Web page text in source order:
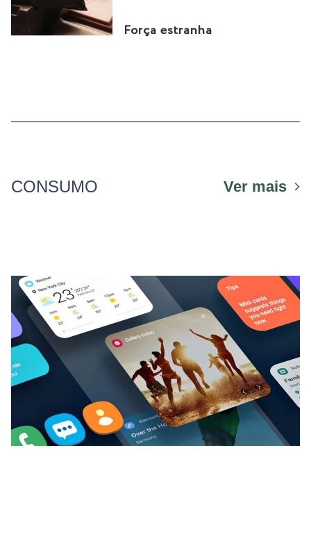
Força estranha
CONSUMO Ver mais